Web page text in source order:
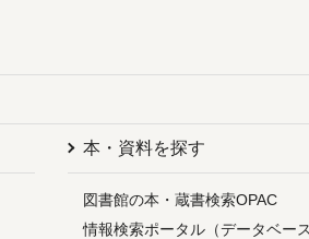
本・資料を探す
図書館の本・蔵書検索OPAC
情報検索ポータル（データベー